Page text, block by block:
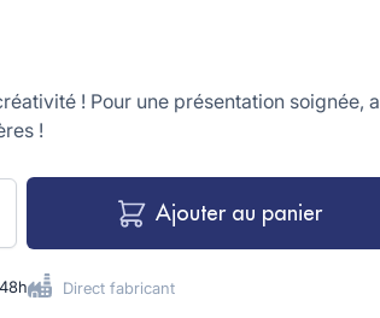
! Pour une présentation soignée,
!
Ajouter au panier
Direct fabricant